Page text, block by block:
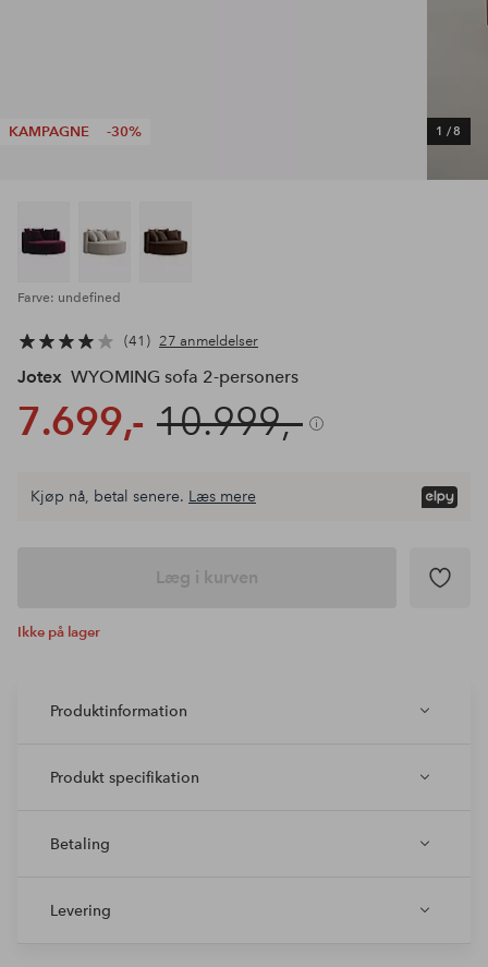
KAMPAGNE -30% 1 /8
Farve: undefined
41 27 anmeldelser
Jotex WYOMING sofa 2-personers
7.699,- 10.999,-
Kjøp nå, betal senere. Læs mere
Læg i kurven
Ikke på lager
Produktinformation
Produkt specifikation
Betaling
Levering